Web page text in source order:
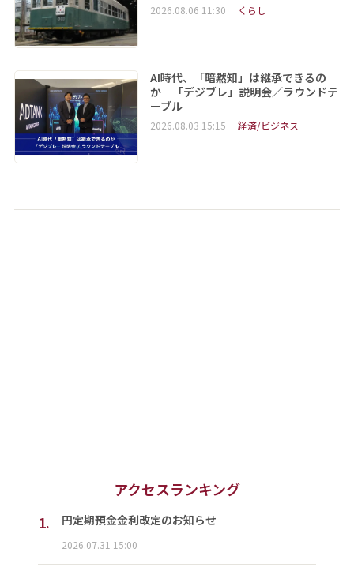
2026.08.06 11:30 くらし
AI時代、「暗黙知」は継承できるの
か 「デジブレ」説明会／ラウンドテ
ーブル
2026.08.03 15:15 経済/ビジネス
アクセスランキング
1.
円定期預金金利改定のお知らせ
2026.07.31 15:00